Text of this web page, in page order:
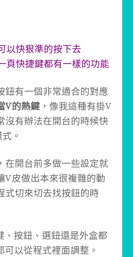
以快狠準的按下去
頁快捷鍵都有一樣的功能
鈕有一個非常適合的對應
V的熱鍵 ，像我這種有掛V
沒有辦法在開台的時候快
。
在開台前多做一些設定就
V皮做出本來很複雜的動
式切來切去找按鈕的時
、按鈕、選鈕還是外盒都
可以從程式裡面調整。